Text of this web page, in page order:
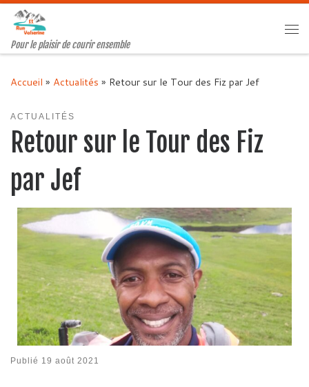
Passer au contenu
Pour le plaisir de courir ensemble
Accueil » Actualités » Retour sur le Tour des Fiz par Jef
ACTUALITÉS
Retour sur le Tour des Fiz
par Jef
Publié 19 août 2021